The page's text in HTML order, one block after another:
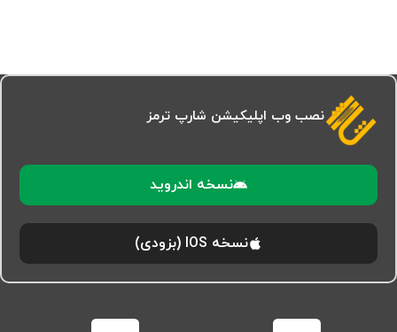
نصب وب اپلیکیشن شارپ ترمز
نسخه اندروید
نسخه IOS (بزودی)